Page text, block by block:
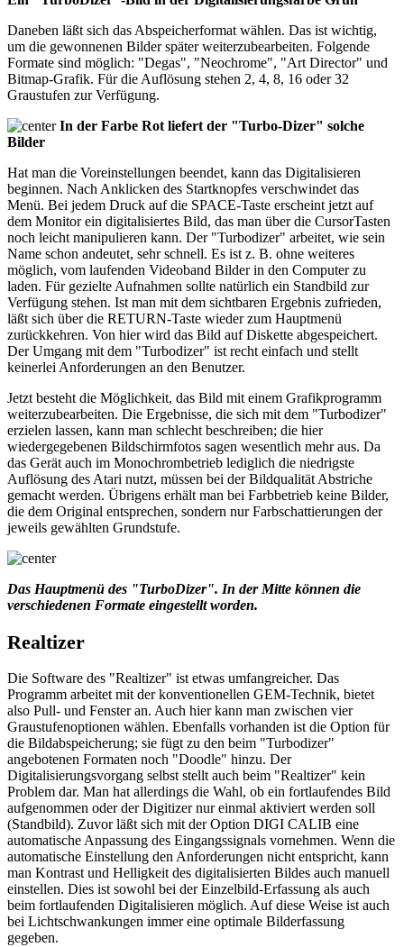
Daneben läßt sich das Abspeicherformat wählen. Das ist wichtig,
um die gewonnenen Bilder später weiterzubearbeiten. Folgende
Formate sind möglich: "Degas", "Neochrome", "Art Director" und
Bitmap-Grafik. Für die Auflösung stehen 2, 4, 8, 16 oder 32
Graustufen zur Verfügung.
In der Farbe Rot liefert der "Turbo-Dizer" solche
Bilder
Hat man die Voreinstellungen beendet, kann das Digitalisieren
beginnen. Nach Anklicken des Startknopfes verschwindet das
Menü. Bei jedem Druck auf die SPACE-Taste erscheint jetzt auf
dem Monitor ein digitalisiertes Bild, das man über die CursorTasten
noch leicht manipulieren kann. Der "Turbodizer" arbeitet, wie sein
Name schon andeutet, sehr schnell. Es ist z. B. ohne weiteres
möglich, vom laufenden Videoband Bilder in den Computer zu
laden. Für gezielte Aufnahmen sollte natürlich ein Standbild zur
Verfügung stehen. Ist man mit dem sichtbaren Ergebnis zufrieden,
läßt sich über die RETURN-Taste wieder zum Hauptmenü
zurückkehren. Von hier wird das Bild auf Diskette abgespeichert.
Der Umgang mit dem "Turbodizer" ist recht einfach und stellt
keinerlei Anforderungen an den Benutzer.
Jetzt besteht die Möglichkeit, das Bild mit einem Grafikprogramm
weiterzubearbeiten. Die Ergebnisse, die sich mit dem "Turbodizer"
erzielen lassen, kann man schlecht beschreiben; die hier
wiedergegebenen Bildschirmfotos sagen wesentlich mehr aus. Da
das Gerät auch im Monochrombetrieb lediglich die niedrigste
Auflösung des Atari nutzt, müssen bei der Bildqualität Abstriche
gemacht werden. Übrigens erhält man bei Farbbetrieb keine Bilder,
die dem Original entsprechen, sondern nur Farbschattierungen der
jeweils gewählten Grundstufe.
Das Hauptmenü des "TurboDizer". In der Mitte können die
verschiedenen Formate eingestellt worden.
Realtizer
Die Software des "Realtizer" ist etwas umfangreicher. Das
Programm arbeitet mit der konventionellen GEM-Technik, bietet
also Pull- und Fenster an. Auch hier kann man zwischen vier
Graustufenoptionen wählen. Ebenfalls vorhanden ist die Option für
die Bildabspeicherung; sie fügt zu den beim "Turbodizer"
angebotenen Formaten noch "Doodle" hinzu. Der
Digitalisierungsvorgang selbst stellt auch beim "Realtizer" kein
Problem dar. Man hat allerdings die Wahl, ob ein fortlaufendes Bild
aufgenommen oder der Digitizer nur einmal aktiviert werden soll
(Standbild). Zuvor läßt sich mit der Option DIGI CALIB eine
automatische Anpassung des Eingangssignals vornehmen. Wenn die
automatische Einstellung den Anforderungen nicht entspricht, kann
man Kontrast und Helligkeit des digitalisierten Bildes auch manuell
einstellen. Dies ist sowohl bei der Einzelbild-Erfassung als auch
beim fortlaufenden Digitalisieren möglich. Auf diese Weise ist auch
bei Lichtschwankungen immer eine optimale Bilderfassung
gegeben.